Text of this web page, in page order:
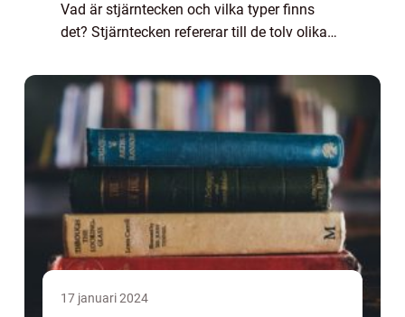
Vad är stjärntecken och vilka typer finns
det? Stjärntecken refererar till de tolv olika
cirkel uppdelad i tolv lika de...
17 januari 2024